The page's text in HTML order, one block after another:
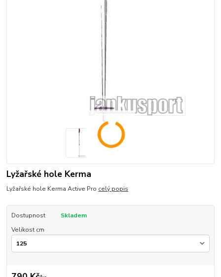
Lyžařské hole Kerma
Lyžařské hole Kerma Active Pro celý popis
Dostupnost
Skladem
Velikost cm